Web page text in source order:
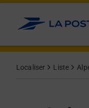
Allez au contenu
Localiser Liste
Day of the WeekHours
Get directions to Relais
lien s'ouvre dans un